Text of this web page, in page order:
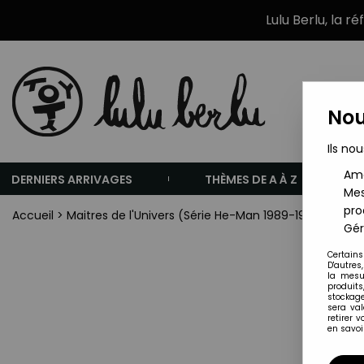
Lulu Berlu, la
DERNIERS ARRIVAGES THÈMES DE A À Z
Accueil > Maitres de l'Univers (Série He-Man 1989-1991)
Ils
la
sera
retirer
en